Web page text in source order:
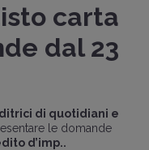
carta
dal 23
di quotidiani e
le domande
d’imp..